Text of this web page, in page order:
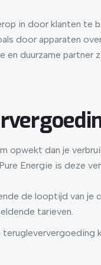
in door klanten te
door apparaten
en duurzame partner
opwekt dan je
Energie is deze
de looptijd van
tarieven.
terugleververgoeding